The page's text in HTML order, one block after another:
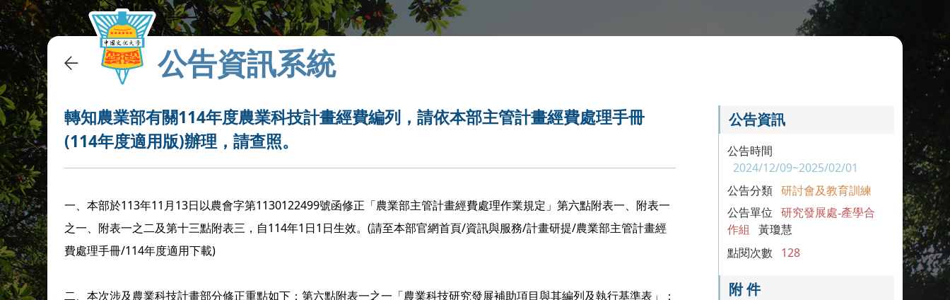
公告資訊系統
轉知農業部有關114年度農業科技計畫經費編列，請依本部主管計畫經費處理手冊
(114年度適用版)辦理，請查照。
一、本部於113年11月13日以農會字第1130122499號函修正「農業部主管計畫經費處理作業規定」第六點附表一、附表一
之一、附表一之二及第十三點附表三，自114年1日1日生效。(請至本部官網首頁/資訊與服務/計畫研提/農業部主管計畫經
費處理手冊/114年度適用下載)
二、本次涉及農業科技計畫部分修正重點如下：第六點附表一之一「農業科技研究發展補助項目與其編列及執行基準表」：
公告資訊
公告時間
2024/12/09~2025/02/01
公告分類 研討會及教育訓練
公告單位
研究發展處-產學合
作組
黃瓊慧
點閱次數 128
附 件